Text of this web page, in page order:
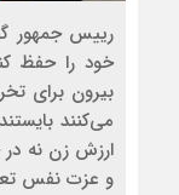
رییس جمهور
خود را حفظ
بیرون برای
می‌کنند
ارزش زن نه در
و عزت نفس